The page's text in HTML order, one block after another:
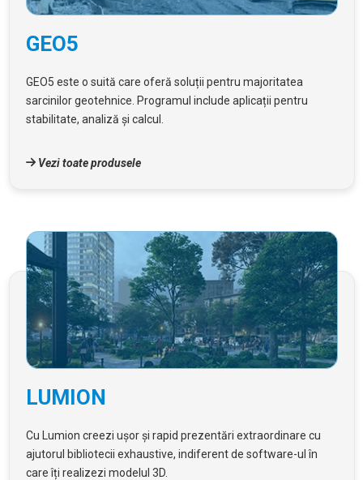
GEO5
GEO5 este o suită care oferă soluții pentru majoritatea
sarcinilor geotehnice. Programul include aplicații pentru
stabilitate, analiză și calcul.
Vezi toate produsele
LUMION
Cu Lumion creezi ușor și rapid prezentări extraordinare cu
ajutorul bibliotecii exhaustive, indiferent de software-ul în
care îți realizezi modelul 3D.